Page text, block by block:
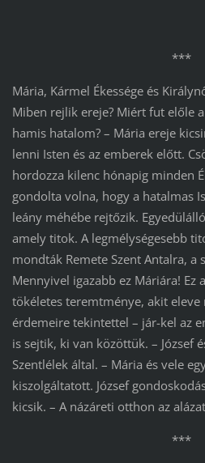
***
Mária, Kármel Ékessége és
Miben rejlik ereje? Miért fut előle
hamis hatalom? – Mária ereje
lenni Isten és az emberek előtt.
hordozza kilenc hónapig minden
gondolta volna, hogy a hatalmas
leány méhébe rejtőzik.
amely titok. A legmélységesebb
mondták Remete Szent Antalra, a
Mennyivel igazabb ez Máriára! Ez
tökéletes teremtménye, akit
érdemeire tekintettel – jár-kel az
is sejtik, ki van közöttük. – József
Szentlélek által. – Mária és vele
kiszolgáltatott. József
kicsik. – A názáreti otthon az
***